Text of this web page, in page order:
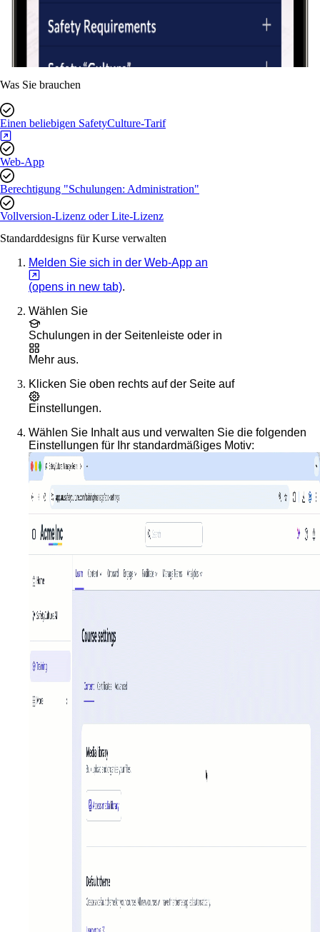
Was Sie brauchen
Einen beliebigen SafetyCulture-Tarif
Web-App
Berechtigung "Schulungen: Administration"
Vollversion-Lizenz oder Lite-Lizenz
Standarddesigns für Kurse verwalten
Melden Sie sich in der Web-App an
(opens in new tab).
Wählen Sie
Schulungen in der Seitenleiste oder in
Mehr aus.
Klicken Sie oben rechts auf der Seite auf
Einstellungen.
Wählen Sie Inhaltaus und verwalten Sie die folgenden
Einstellungen für Ihr standardmäßiges Motiv: